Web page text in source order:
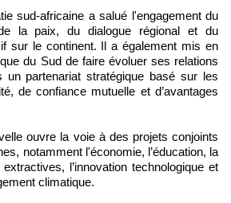
sud-africaine a salué l'engagement du
la paix, du dialogue régional et du
sur le continent. Il a également mis en
du Sud de faire évoluer ses relations
partenariat stratégique basé sur les
de confiance mutuelle et d’avantages
ouvre la voie à des projets conjoints
notamment l'économie, l’éducation, la
l’innovation technologique et
climatique.